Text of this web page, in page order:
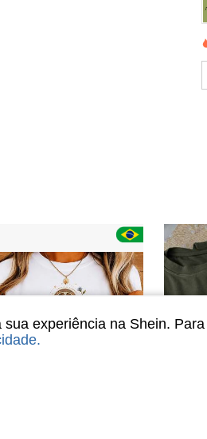
experiência na Shein.
.